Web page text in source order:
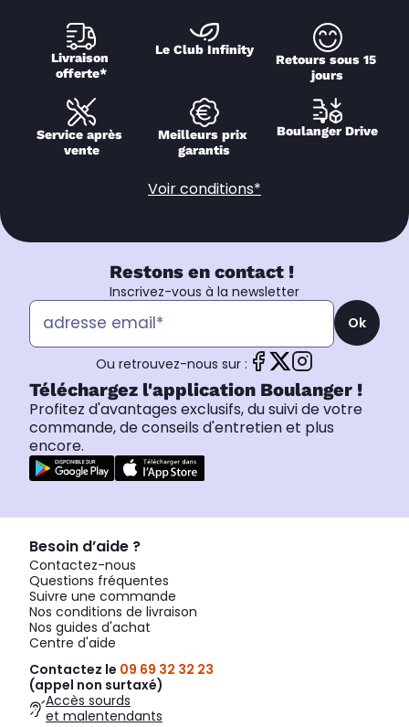
Livraison
offerte*
Le Club Infinity
Retours sous 15
jours
Service après
vente
Meilleurs prix
garantis
Boulanger Drive
Voir conditions*
Restons en contact !
Inscrivez-vous à la newsletter
Ok
Ou retrouvez-nous sur :
Téléchargez l'application Boulanger !
Profitez d'avantages exclusifs, du suivi de votre
commande, de conseils d'entretien et plus
encore.
Besoin d’aide ?
Contactez-nous
Questions fréquentes
Suivre une commande
Nos conditions de livraison
Nos guides d'achat
Centre d'aide
Contactez le 09 69 32 32 23
(appel non surtaxé)
Accès sourds
et malentendants